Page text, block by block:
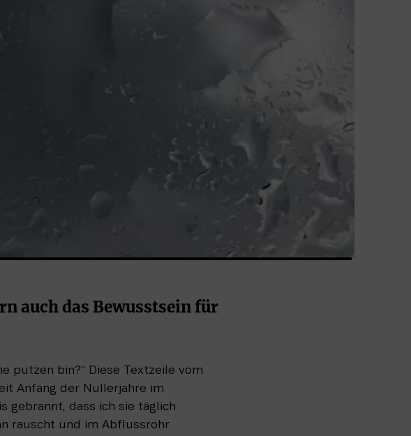
auch das Bewusstsein für
putzen bin?“ Diese Textzeile vom
Anfang der Nullerjahre im
gebrannt, dass ich sie täglich
rauscht und im Abflussrohr